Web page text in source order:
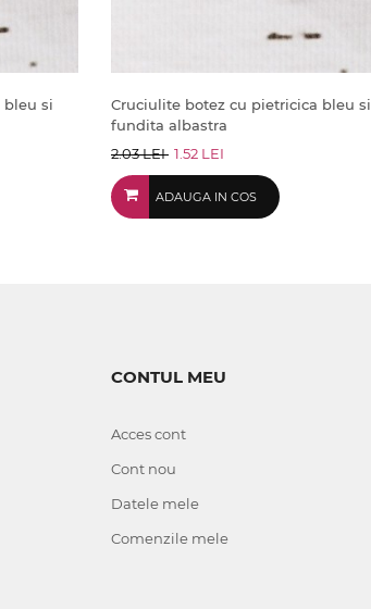
bleu si
Cruciulite botez cu pietricica bleu si
fundita albastra
2.03 LEI 1.52 LEI
ADAUGA IN COS
CONTUL MEU
Acces cont
Cont nou
Datele mele
Comenzile mele